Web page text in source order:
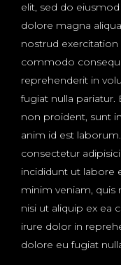
elit, sed do
dolore magna
nostrud exercitation
commodo
reprehenderit in
fugiat nulla
non proident, sunt
anim id est
consectetur
incididunt ut labore
minim veniam, quis
nisi ut aliquip ex ea
irure dolor in
dolore eu fugiat